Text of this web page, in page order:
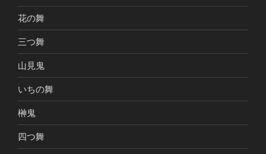
花の舞
三つ舞
山見鬼
いちの舞
榊鬼
四つ舞